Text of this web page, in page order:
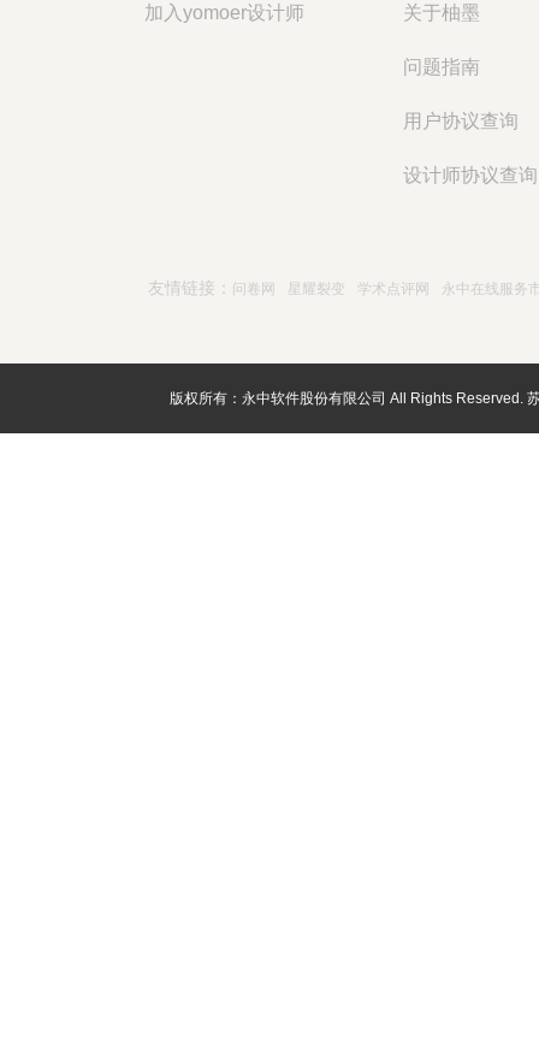
加入yomoer设计师 关于柚墨
问题指南
用户协议查询
设计师协议查询
友情链接： 问卷网 星耀裂变 学术点评网 永中在线服务
版权所有：永中软件股份有限公司 All Rights Reserved.